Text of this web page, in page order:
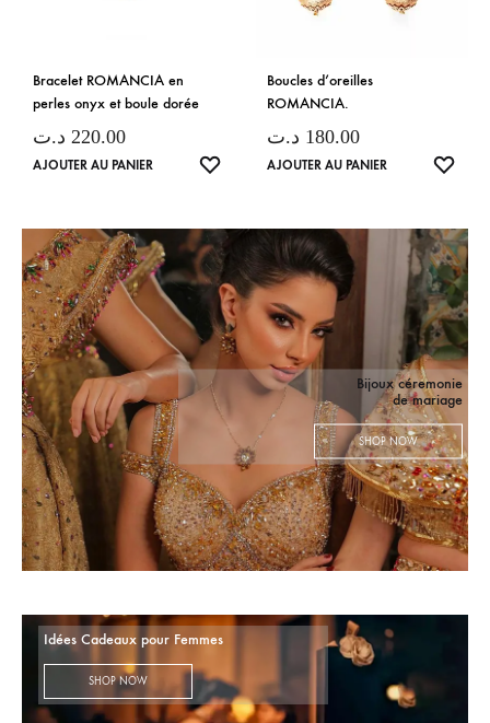
Bracelet ROMANCIA en
perles onyx et boule dorée
220.00 د.ت
AJOUTER AU PANIER
Boucles d’oreilles
ROMANCIA.
180.00 د.ت
AJOUTER AU PANIER
Bijoux céremonie
de mariage
SHOP NOW
Idées Cadeaux pour Femmes
SHOP NOW